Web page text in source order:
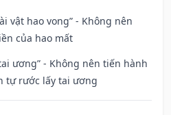
vật hao vong” - Không nên
của hao mất
ương” - Không nên tiến hành
tự rước lấy tai ương